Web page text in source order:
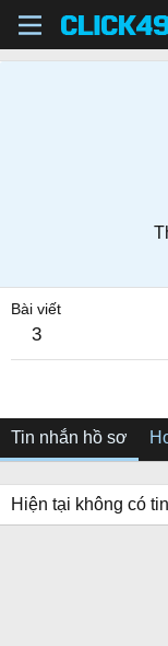
Bài viết
3
Tin nhắn hồ sơ
Hiện tại không có